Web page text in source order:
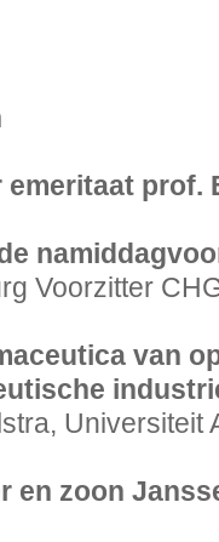
emeritaat prof.
Voorzitter
van
Universiteit
en zoon